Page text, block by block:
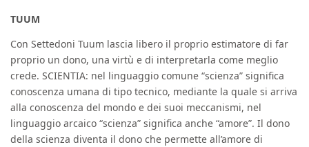
75,00€.
è:
52,50€.
TUUM
Con Settedoni Tuum lascia libero il proprio estimatore di far
proprio un dono, una virtù e di interpretarla come meglio
crede. SCIENTIA: nel linguaggio comune “scienza” significa
conoscenza umana di tipo tecnico, mediante la quale si arriva
alla conoscenza del mondo e dei suoi meccanismi, nel
linguaggio arcaico “scienza” significa anche “amore”. Il dono
della scienza diventa il dono che permette all’amore di